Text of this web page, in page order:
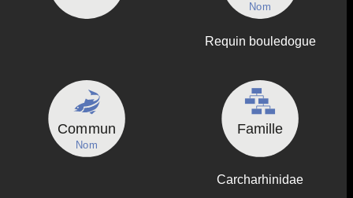
Nom
Requin bouledogue
Commun
Nom
Famille
Carcharhinidae